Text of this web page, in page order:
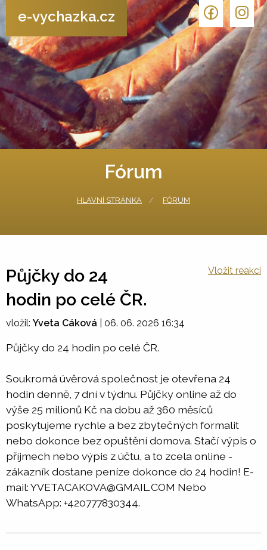
e-vychazka.cz
Fórum
HLAVNÍ STRÁNKA FÓRUM
Půjčky do 24
hodin po celé ČR.
Vložit reakci
vložil: Yveta Cáková 06. 06. 2026 16:34
Půjčky do 24 hodin po celé ČR.
Soukromá úvěrová společnost je otevřena 24
hodin denně, 7 dní v týdnu. Půjčky online až do
výše 25 milionů Kč na dobu až 360 měsíců
poskytujeme rychle a bez zbytečných formalit
nebo dokonce bez opuštění domova. Stačí výpis o
příjmech nebo výpis z účtu, a to zcela online -
zákazník dostane peníze dokonce do 24 hodin! E-
mail: YVETACAKOVA@GMAIL.COM Nebo
WhatsApp: +420777830344.